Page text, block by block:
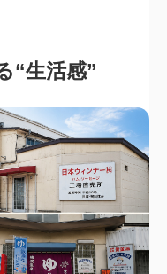
“生活感”